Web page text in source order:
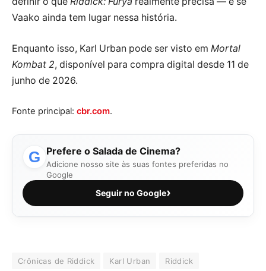
Vaako ainda tem lugar nessa história.
Enquanto isso, Karl Urban pode ser visto em Mortal
Kombat 2, disponível para compra digital desde 11 de
junho de 2026.
Fonte principal: cbr.com.
G Prefere o Salada de Cinema?
Adicione nosso site às suas fontes preferidas no
Google
Seguir no Google›
Crônicas de Riddick Karl Urban
Riddick